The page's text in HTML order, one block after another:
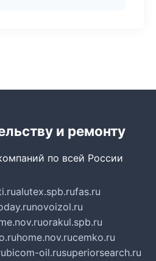
и ремонту
по всей России
alutex.spb.rufas.ru
novoizol.ru
orakul.spb.ru
home.nov.rucemko.ru
bicom-oil.rusuperiorsearch.ru